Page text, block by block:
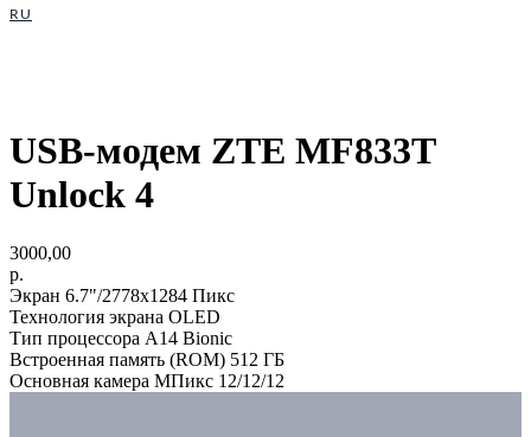
RU
USB-модем ZTE MF833T
Unlock 4
3000,00
р.
Экран 6.7"/2778x1284 Пикс
Технология экрана OLED
Тип процессора A14 Bionic
Встроенная память (ROM) 512 ГБ
Основная камера МПикс 12/12/12